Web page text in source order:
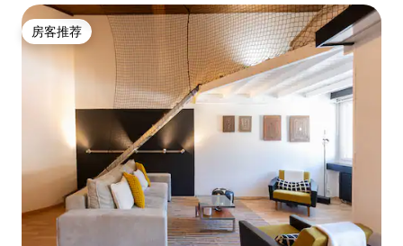
房客推荐
房客推荐